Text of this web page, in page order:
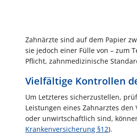
Zahnärzte sind auf dem Papier
sie jedoch einer Fülle von – zum
Pflicht, zahnmedizinische
Vielfältige Kontrollen
Um Letzteres sicherzustellen,
Leistungen eines Zahnarztes
oder unwirtschaftlich sind,
Krankenversicherung §12).